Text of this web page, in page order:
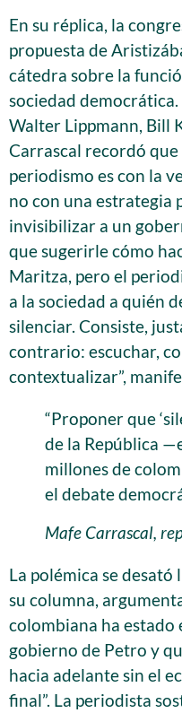
En su réplica, la
propuesta de
cátedra sobre la
sociedad
Walter Lippmann, Bill
Carrascal recordó
periodismo es con la
no con una estrategia
invisibilizar a un
que sugerirle cómo
Maritza, pero el
a la sociedad a quién
silenciar. Consiste,
contrario: escuchar,
contextualizar”,
“Proponer que
de la República
millones de
el debate
Mafe Carrascal,
La polémica se
su columna,
colombiana ha estado
gobierno de Petro y
hacia adelante sin el
final”. La periodista